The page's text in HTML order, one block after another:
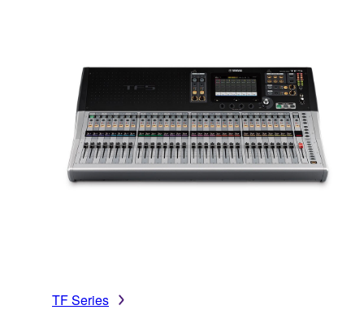
TF Series